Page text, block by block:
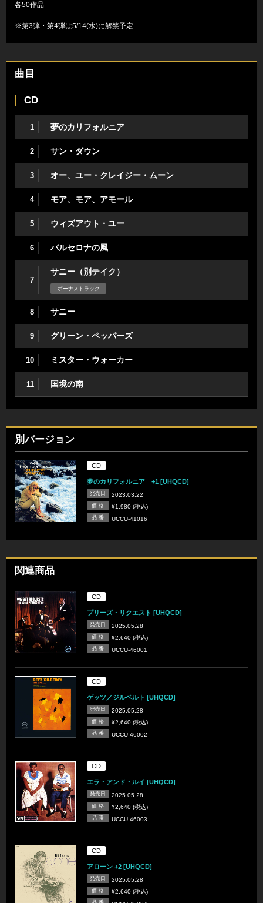
各50作品
※第3弾・第4弾は5/14(水)に解禁予定
曲目
CD
1 夢のカリフォルニア
2 サン・ダウン
3 オー、ユー・クレイジー・ムーン
4 モア、モア、アモール
5 ウィズアウト・ユー
6 バルセロナの風
7
サニー（別テイク）
ボーナストラック
8 サニー
9 グリーン・ペッパーズ
10 ミスター・ウォーカー
11 国境の南
別バージョン
CD
夢のカリフォルニア +1 [UHQCD]
発売日 2023.03.22
価 格 ¥1,980 (税込)
品 番 UCCU-41016
関連商品
CD
プリーズ・リクエスト [UHQCD]
発売日 2025.05.28
価 格 ¥2,640 (税込)
品 番 UCCU-46001
CD
ゲッツ／ジルベルト [UHQCD]
発売日 2025.05.28
価 格 ¥2,640 (税込)
品 番 UCCU-46002
CD
エラ・アンド・ルイ [UHQCD]
発売日 2025.05.28
価 格 ¥2,640 (税込)
品 番 UCCU-46003
CD
アローン +2 [UHQCD]
発売日 2025.05.28
価 格 ¥2,640 (税込)